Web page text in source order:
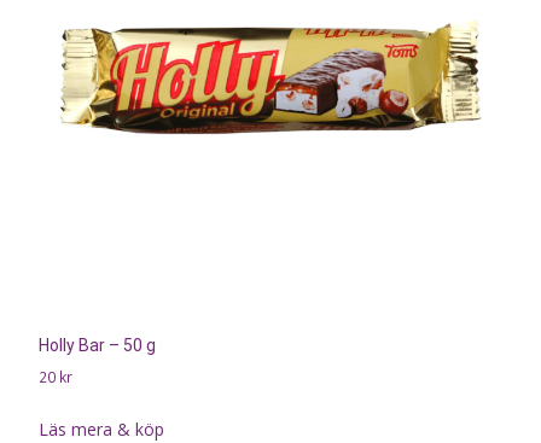
Holly Bar – 50 g
20 kr
Läs mera & köp